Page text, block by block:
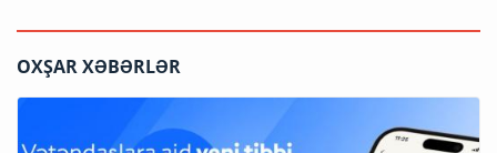
OXŞAR XƏBƏRLƏR